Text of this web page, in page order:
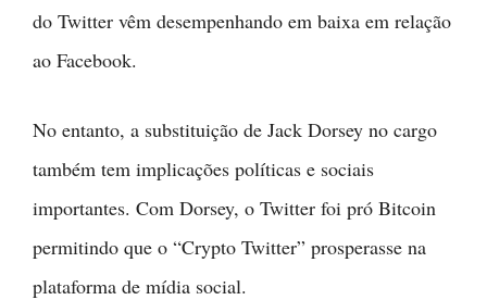
do Twitter vêm desempenhando em baixa em relação
ao Facebook.
No entanto, a substituição de Jack Dorsey no cargo
também tem implicações políticas e sociais
importantes. Com Dorsey, o Twitter foi pró Bitcoin
permitindo que o “Crypto Twitter” prosperasse na
plataforma de mídia social.